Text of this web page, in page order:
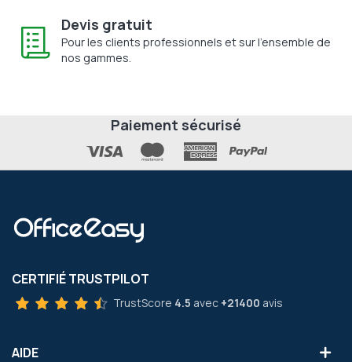
Devis gratuit
Pour les clients professionnels et sur l'ensemble de
nos gammes.
Paiement sécurisé
CERTIFIÉ TRUSTPILOT
TrustScore 4.5 avec +21400 avis
AIDE